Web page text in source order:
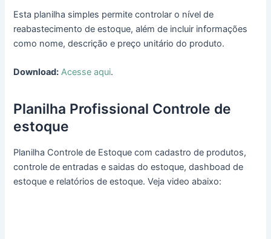
Esta planilha simples permite controlar o nível de
reabastecimento de estoque, além de incluir informações
como nome, descrição e preço unitário do produto.
Download: Acesse aqui.
Planilha Profissional Controle de
estoque
Planilha Controle de Estoque com cadastro de produtos,
controle de entradas e saidas do estoque, dashboad de
estoque e relatórios de estoque. Veja video abaixo: